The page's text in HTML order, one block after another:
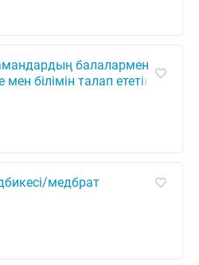
балалармен
білімін талап ететін
эмоци
медбрат